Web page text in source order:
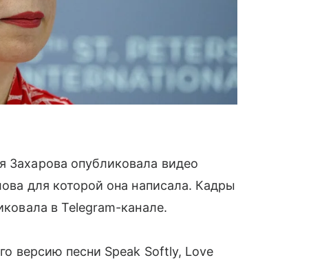
опубликовала видео
для которой она написала. Кадры
в Telegram-канале.
версию песни Speak Softly, Love